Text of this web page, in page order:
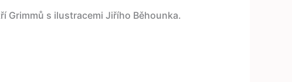
Grimmů s ilustracemi Jiřího Běhounka.